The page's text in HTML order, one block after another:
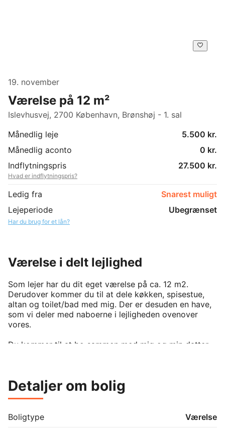
19. november
Værelse på 12 m²
Islevhusvej, 2700 København, Brønshøj - 1. sal
Månedlig leje
5.500 kr.
Månedlig aconto
0 kr.
Indflytningspris
27.500 kr.
Hvad er indflytningspris?
Ledig fra
Snarest muligt
Lejeperiode
Ubegrænset
Har du brug for et lån?
Værelse i delt lejlighed
Som lejer har du dit eget værelse på ca. 12 m2.
Derudover kommer du til at dele køkken, spisestue,
altan og toilet/bad med mig. Der er desuden en have,
som vi deler med naboerne i lejligheden ovenover
vores.
Du kommer til at bo sammen med mig og min datter
Jeg håber at min nye lejer er en jeg kan have det
hyggeligt med, at vi kan have nogle fine snakke over
også at være i mit eget selskab når jeg er hjemme.
Detaljer om bolig
Boligtype
Værelse